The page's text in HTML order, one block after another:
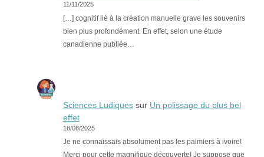
11/11/2025
[…] cognitif lié à la création manuelle grave les souvenirs
bien plus profondément. En effet, selon une étude
canadienne publiée…
Sciences Ludiquessur Un polissage du plus bel
effet
18/08/2025
Je ne connaissais absolument pas les palmiers à ivoire!
Merci pour cette magnifique découverte! Je suppose que